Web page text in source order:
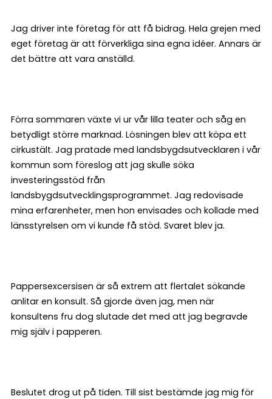
Jag driver inte företag för att få bidrag. Hela grejen med
eget företag är att förverkliga sina egna idéer. Annars är
det bättre att vara anställd.
Förra sommaren växte vi ur vår lilla teater och såg en
betydligt större marknad. Lösningen blev att köpa ett
cirkustält. Jag pratade med landsbygdsutvecklaren i vår
kommun som föreslog att jag skulle söka
investeringsstöd från
landsbygdsutvecklingsprogrammet. Jag redovisade
mina erfarenheter, men hon envisades och kollade med
länsstyrelsen om vi kunde få stöd. Svaret blev ja.
Pappersexcersisen är så extrem att flertalet sökande
anlitar en konsult. Så gjorde även jag, men när
konsultens fru dog slutade det med att jag begravde
mig själv i papperen.
Beslutet drog ut på tiden. Till sist bestämde jag mig för